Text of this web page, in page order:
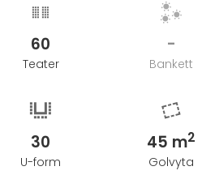
alustavan varauksen
henkilömäärästä.
60
Teater
-
Bankett
30
U-form
45 m2
Golvyta